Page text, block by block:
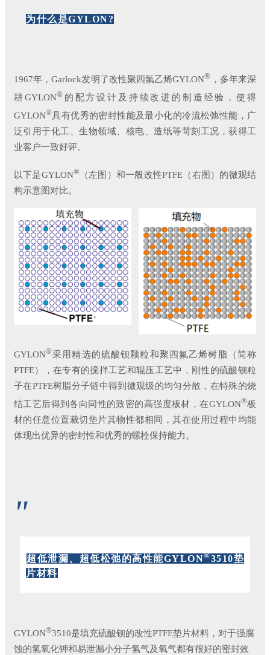
为什么是GYLON?
1967年，Garlock发明了改性聚四氟乙烯GYLON® ，多年来深
耕GYLON®的配方设计及持续改进的制造经验，使得
GYLON®具有优秀的密封性能及最小化的冷流松弛性能，广
泛引用于化工、生物领域、核电、造纸等苛刻工况，获得工
业客户一致好评。
以下是GYLON®（左图）和一般改性PTFE（右图）的微观结
构示意图对比。
GYLON®采用精选的硫酸钡颗粒和聚四氟乙烯树脂（简称
PTFE），在专有的搅拌工艺和辊压工艺中，刚性的硫酸钡粒
子在PTFE树脂分子链中得到微观级的均匀分散，在特殊的烧
结工艺后得到各向同性的致密的高强度板材，在GYLON®板
材的任意位置裁切垫片其物性都相同，其在使用过程中均能
体现出优异的密封性和优秀的螺栓保持能力。
"
超低泄漏、超低松弛的高性能GYLON®3510垫
片材料
GYLON®3510是填充硫酸钡的改性PTFE垫片材料，对于强腐
蚀的氢氧化钾和易泄漏小分子氢气及氧气都有很好的密封效